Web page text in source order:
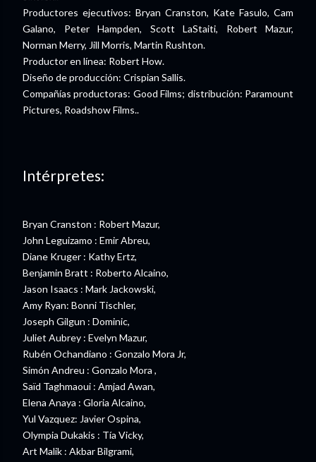
Productores ejecutivos: Bryan Cranston, Kate Fasulo, Cam
Galano, Peter Hampden, Scott LaStaiti, Robert Mazur,
Norman Merry, Jill Morris, Martin Rushton.
Productor en línea: Robert How.
Diseño de producción: Crispian Sallis.
Compañías productoras: Good Films; distribución: Paramount
Pictures, Roadshow Films..
Intérpretes:
Bryan Cranston : Robert Mazur,
John Leguizamo : Emir Abreu,
Diane Kruger : Kathy Ertz,
Benjamin Bratt : Roberto Alcaino,
Jason Isaacs : Mark Jackowski,
Amy Ryan: Bonni Tischler,
Joseph Gilgun : Dominic,
Juliet Aubrey : Evelyn Mazur,
Rubén Ochandiano : Gonzalo Mora Jr,
Simón Andreu : Gonzalo Mora ,
Saïd Taghmaoui : Amjad Awan,
Elena Anaya : Gloria Alcaino,
Yul Vazquez: Javier Ospina,
Olympia Dukakis : Tía Vicky,
Art Malik : Akbar Bilgrami,